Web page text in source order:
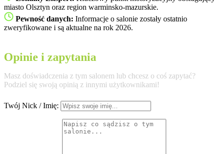
miasto Olsztyn oraz region warminsko-mazurskie.
Pewność danych: Informacje o salonie zostały ostatnio
zweryfikowane i są aktualne na rok 2026.
Opinie i zapytania
Masz doświadczenia z tym salonem lub chcesz o coś zapytać?
Podziel się swoją opinią z innymi użytkownikami!
Twój Nick / Imię: